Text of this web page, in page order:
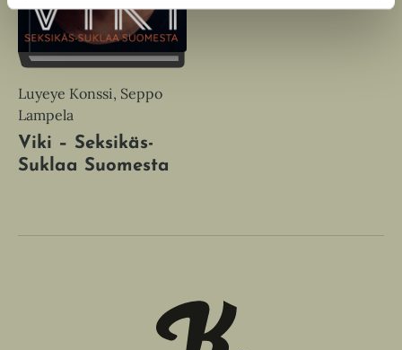
Luyeye Konssi, Seppo
Lampela
Viki – Seksikäs-
Suklaa Suomesta